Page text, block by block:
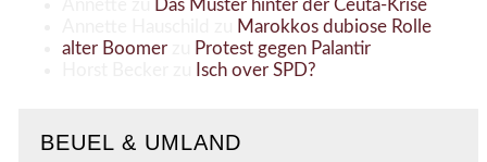
Das Muster hinter der Ceuta-Krise
Marokkos dubiose Rolle
alter Boomerzu
Protest gegen Palantir
Isch over SPD?
BEUEL & UMLAND